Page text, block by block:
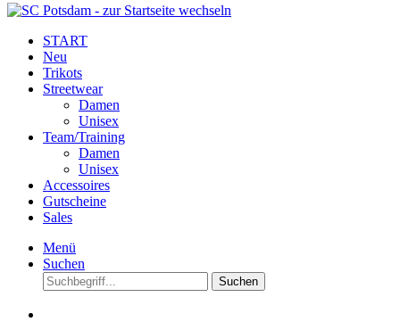
START
Neu
Trikots
Streetwear
Damen
Unisex
Team/Training
Damen
Unisex
Accessoires
Gutscheine
Sales
Menü
Suchen
Suchen